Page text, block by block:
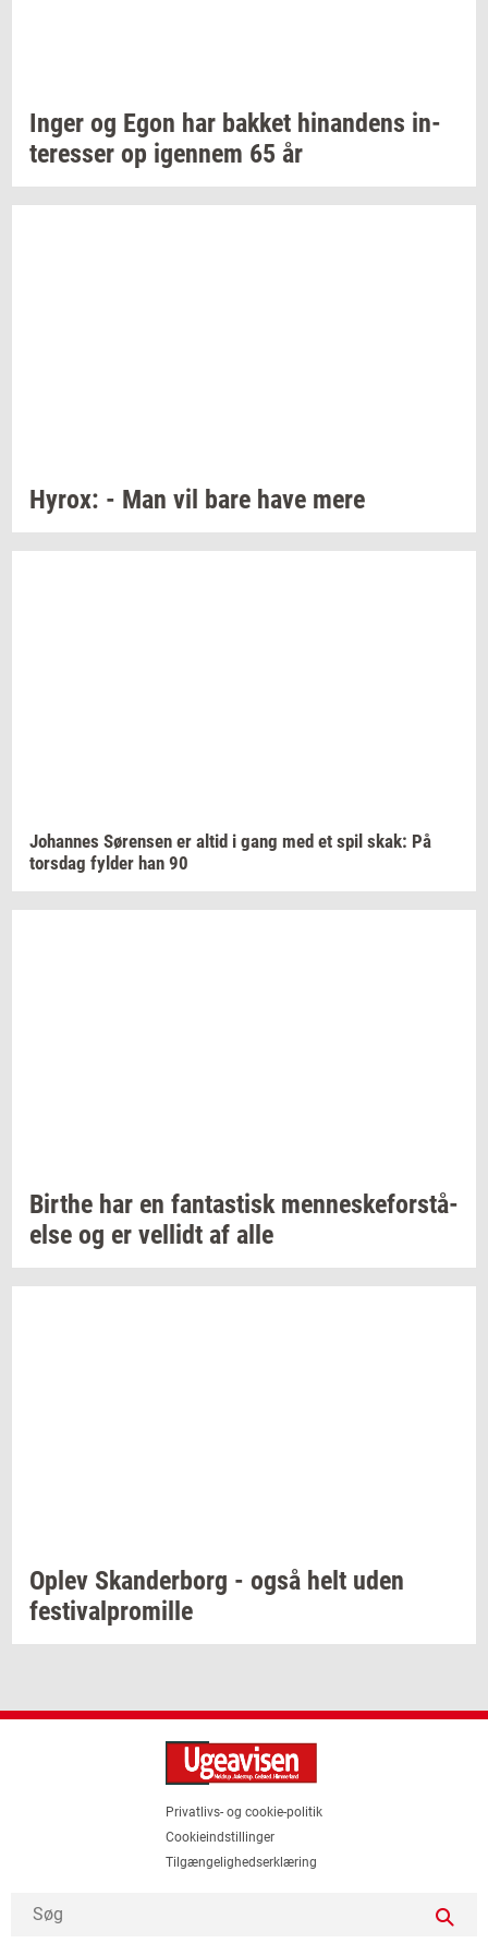
Inger og Egon har bak­ket hin­an­dens in­
ter­es­ser op igen­nem 65 år
Hyrox: - Man vil bare have mere
Jo­han­nes Sø­ren­sen er altid i gang med et spil skak: På
tors­dag fyl­der han 90
Bir­t­he har en fan­ta­stisk men­ne­ske­for­stå­
el­se og er vel­lidt af alle
Oplev Skan­der­borg - også helt uden
festi­val­pro­mil­le
Privatlivs- og cookie-politik
Cookieindstillinger
Tilgængelighedserklæring